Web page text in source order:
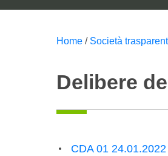
Home / Società
Delibere
CDA 01